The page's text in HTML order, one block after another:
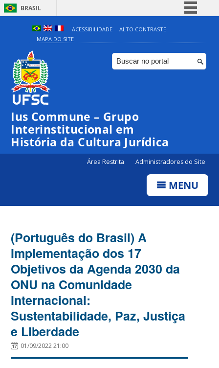
BRASIL
Simplifique!
Comunica BR
Participe
ACESSIBILIDADE
ALTO CONTRASTE
MAPA DO SITE
Ius Commune – Grupo
Interinstitucional em
História da Cultura Jurídica
Área Restrita Administradores do Site
MENU
(Português do Brasil) A
Implementação dos 17
Objetivos da Agenda 2030 da
ONU na Comunidade
Internacional:
Sustentabilidade, Paz, Justiça
e Liberdade
01/09/2022 21:00